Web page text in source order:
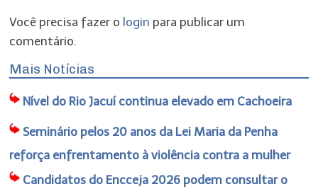
Você precisa fazer o login para publicar um
comentário.
Mais Notícias
Nível do Rio Jacuí continua elevado em Cachoeira
Seminário pelos 20 anos da Lei Maria da Penha
reforça enfrentamento à violência contra a mulher
Candidatos do Encceja 2026 podem consultar o